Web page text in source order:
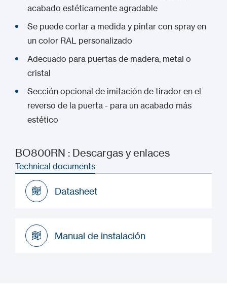
acabado estéticamente agradable
Se puede cortar a medida y pintar con spray en
un color RAL personalizado
Adecuado para puertas de madera, metal o
cristal
Sección opcional de imitación de tirador en el
reverso de la puerta - para un acabado más
estético
BO800RN : Descargas y enlaces
Technical documents
Datasheet
Manual de instalación